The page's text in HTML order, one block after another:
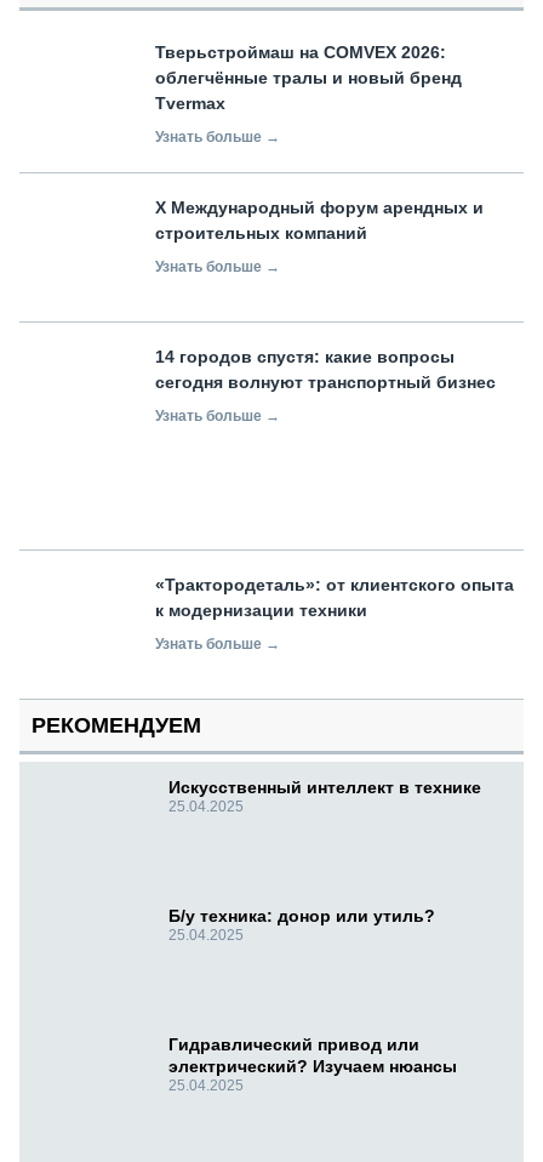
Тверьстроймаш на COMVEX 2026:
облегчённые тралы и новый бренд
Tvermax
Узнать больше →
X Международный форум арендных и
строительных компаний
Узнать больше →
14 городов спустя: какие вопросы
сегодня волнуют транспортный бизнес
Узнать больше →
«Трактородеталь»: от клиентского опыта
к модернизации техники
Узнать больше →
РЕКОМЕНДУЕМ
Искусственный интеллект в технике
25.04.2025
Б/у техника: донор или утиль?
25.04.2025
Гидравлический привод или
электрический? Изучаем нюансы
25.04.2025